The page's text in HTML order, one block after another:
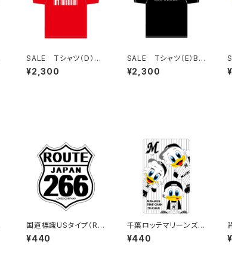
SALE Tシャツ（D）Re
d
¥2,300
SALE Tシャツ（E）Bla
ck
¥2,300
国道標識USタイプ（RO
UTE）ステッカー 266
号線（ホワイト）
¥440
千葉ロッテマリーンズス
テッカー11
¥440